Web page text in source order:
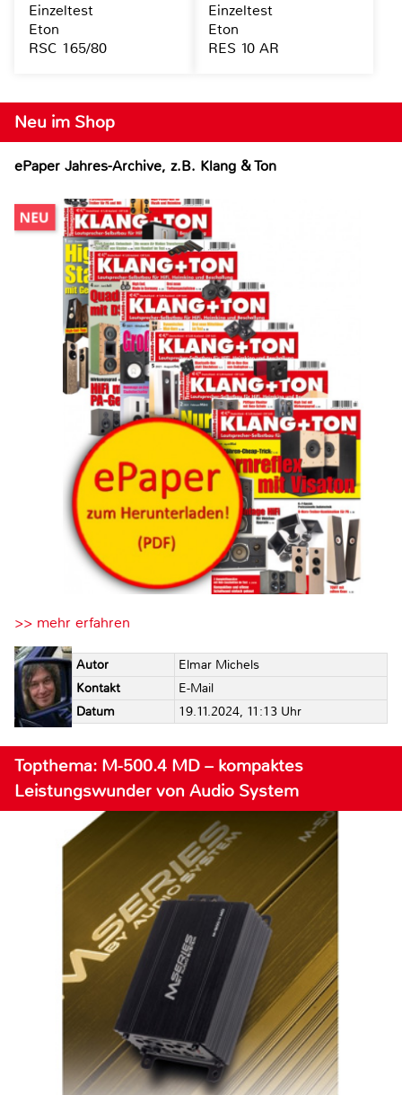
Neu im Shop
ePaper Jahres-Archive, z.B. Klang & Ton
>> mehr erfahren
Autor
Elmar Michels
Kontakt
E-Mail
Datum
19.11.2024, 11:13 Uhr
Topthema: M-500.4 MD – kompaktes
Leistungswunder von Audio System
Einzeltest
Eton
RSC 165/80
Einzeltest
Eton
RES 10 AR